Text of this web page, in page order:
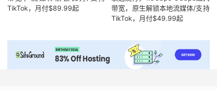
TikTok，月付$89.99起
带宽，原生解锁本地流媒体/支持
TikTok，月付$49.99起